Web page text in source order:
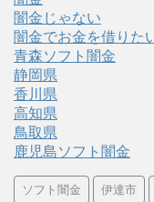
闇金じゃない
闇金でお金を借りた
青森ソフト闇金
静岡県
香川県
高知県
鳥取県
鹿児島ソフト闇金
ソフト闇金 伊達市